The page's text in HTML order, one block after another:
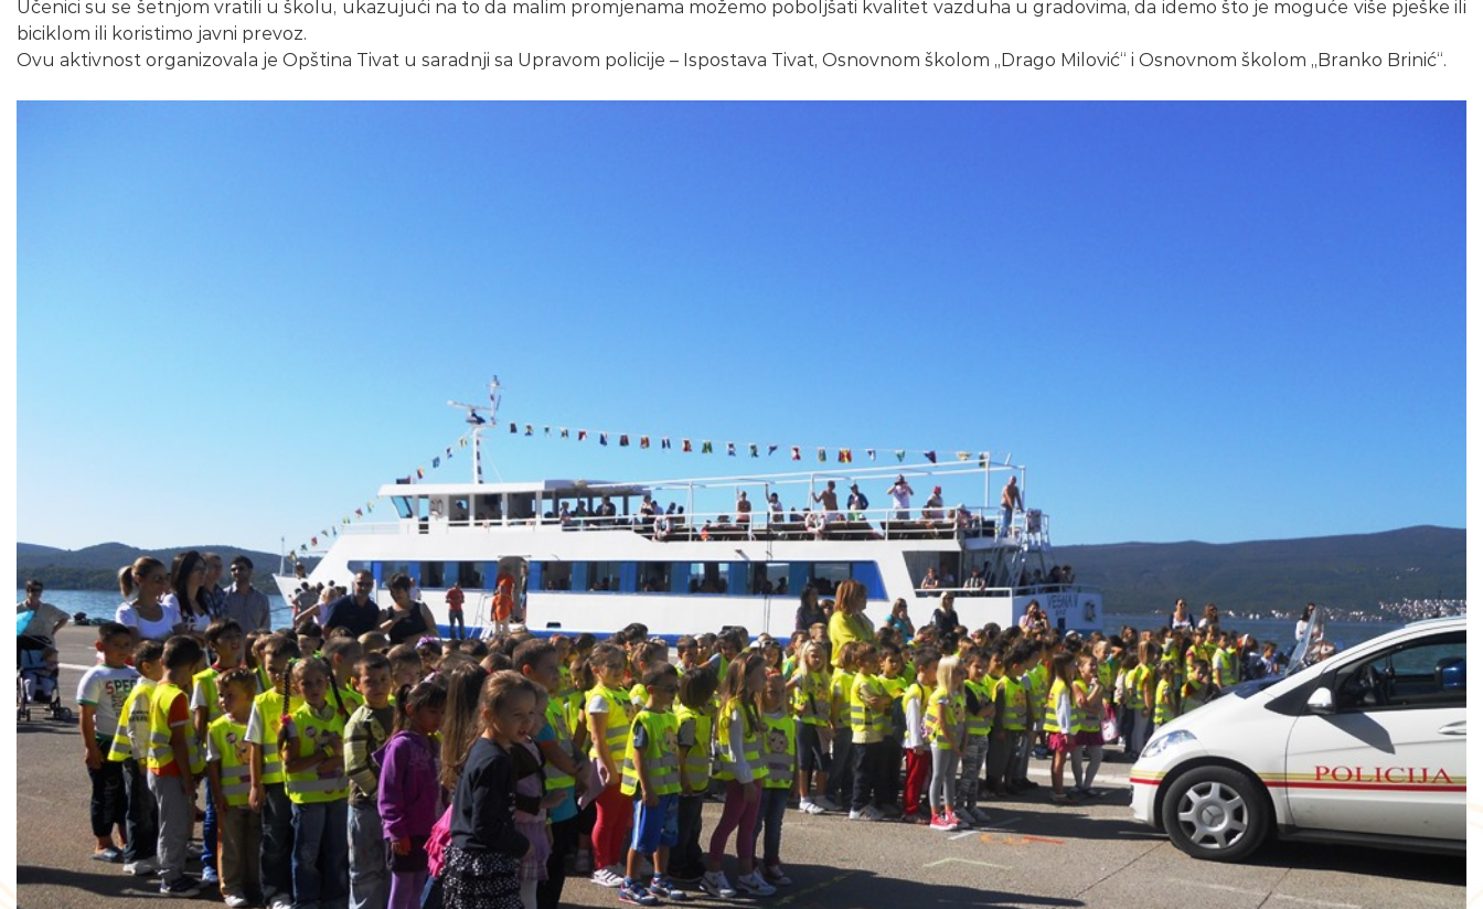
Učenici su se šetnjom vratili u školu, ukazujući na to da malim promjenama možemo poboljšati kvalitet vazduha u gradovima, da idemo što je moguće više pješke ili
biciklom ili koristimo javni prevoz.
Ovu aktivnost organizovala je Opština Tivat u saradnji sa Upravom policije – Ispostava Tivat, Osnovnom školom „Drago Milović“ i Osnovnom školom „Branko Brinić“.